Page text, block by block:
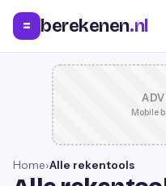
= berekenen.nl
Mobile
Home›Alle rekentools